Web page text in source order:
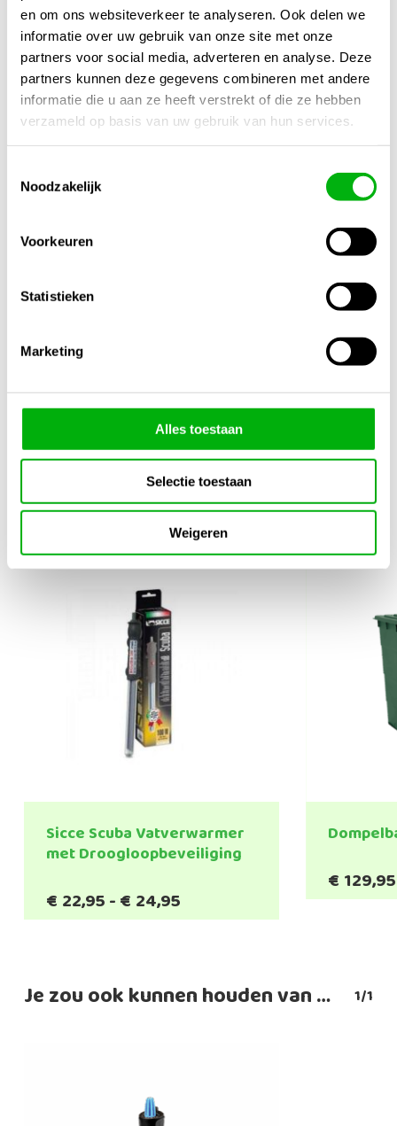
en om ons websiteverkeer te analyseren. Ook delen we
informatie over uw gebruik van onze site met onze
partners voor social media, adverteren en analyse. Deze
partners kunnen deze gegevens combineren met andere
informatie die u aan ze heeft verstrekt of die ze hebben
verzameld op basis van uw gebruik van hun services.
Noodzakelijk
Voorkeuren
Statistieken
Marketing
Alles toestaan
Selectie toestaan
Weigeren
Extra productinformatie
Gewicht
Afmetingen
1-fase 220/240V – 50Hz
Gerelateerde producten 1/4
Sicce Scuba Vatverwarmer
met Droogloopbeveiliging
€ 22,95-€ 24,95Prijsklasse:
€22,95
€ 129,95
Je zou ook kunnen houden van … 1/1